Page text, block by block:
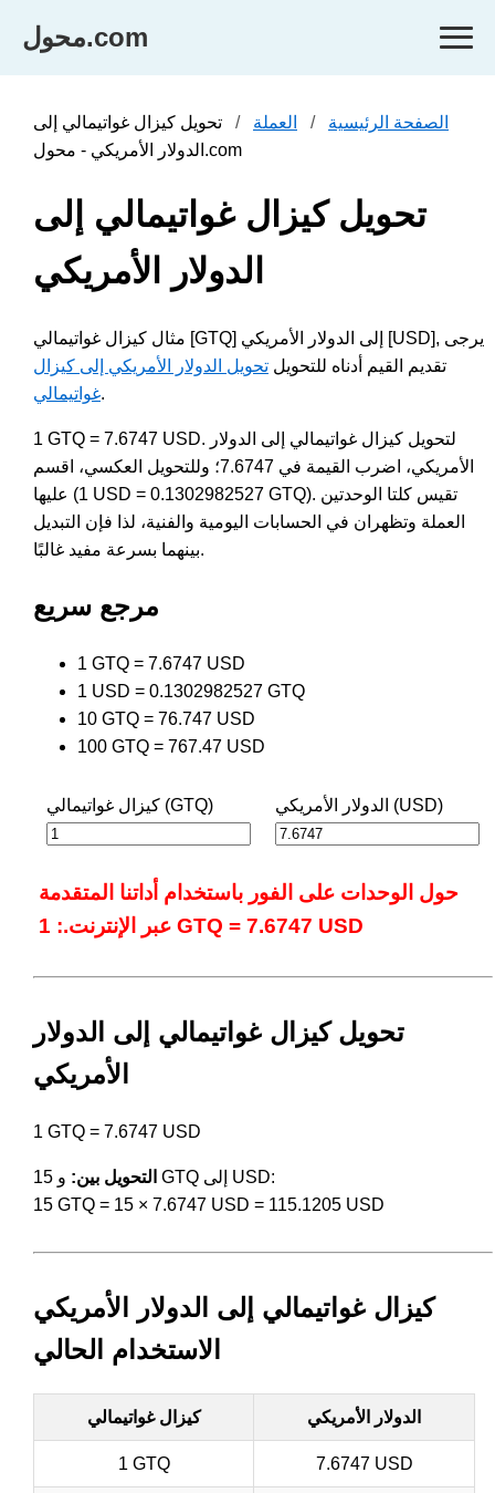
محول.com
الصفحة الرئيسية العملة
تحويل كيزال غواتيمالي إلى
الدولار الأمريكي - محول.com
تحويل كيزال غواتيمالي إلى
الدولار الأمريكي
مثال كيزال غواتيمالي [GTQ] إلى الدولار الأمريكي [USD], يرجى
تقديم القيم أدناه للتحويل تحويل الدولار الأمريكي إلى كيزال
غواتيمالي.
1 GTQ = 7.6747 USD. لتحويل كيزال غواتيمالي إلى الدولار
الأمريكي، اضرب القيمة في 7.6747؛ وللتحويل العكسي، اقسم
عليها (1 USD = 0.1302982527 GTQ). تقيس كلتا الوحدتين
العملة وتظهران في الحسابات اليومية والفنية، لذا فإن التبديل
بينهما بسرعة مفيد غالبًا.
مرجع سريع
1 GTQ = 7.6747 USD
1 USD = 0.1302982527 GTQ
10 GTQ = 76.747 USD
100 GTQ = 767.47 USD
كيزال غواتيمالي (GTQ) الدولار الأمريكي (USD)
حول الوحدات على الفور باستخدام أداتنا المتقدمة
عبر الإنترنت.: 1 GTQ = 7.6747 USD
تحويل كيزال غواتيمالي إلى الدولار
الأمريكي
1 GTQ = 7.6747 USD
التحويل بين:
و 15 GTQ إلى USD:
15 GTQ = 15 × 7.6747 USD = 115.1205 USD
كيزال غواتيمالي إلى الدولار الأمريكي
الاستخدام الحالي
كيزال غواتيمالي الدولار الأمريكي
1 GTQ 7.6747 USD